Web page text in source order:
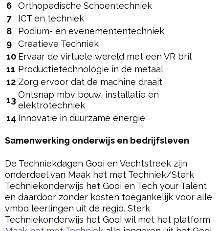
6
Orthopedische Schoentechniek
7
ICT en techniek
8
Podium- en evenemententechniek
9
Creatieve Techniek
10 Ervaar de virtuele wereld met een VR bril
11 Productietechnologie in de metaal
12 Zorg ervoor dat de machine draait
13
Ontsnap mbv bouw, installatie en
elektrotechniek
14 Innovatie in duurzame energie
Samenwerking onderwijs en bedrijfsleven
De Techniekdagen Gooi en Vechtstreek zijn
onderdeel van Maak het met Techniek/Sterk
Techniekonderwijs het Gooi en Tech your Talent
en daardoor zonder kosten toegankelijk voor alle
vmbo leerlingen uit de regio. Sterk
Techniekonderwijs het Gooi wil met het platform